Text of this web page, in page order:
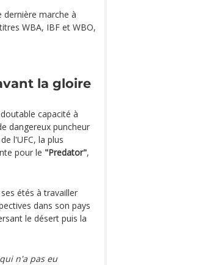
marche à
WBA, IBF et WBO,
la gloire
capacité à
dangereux puncheur
l'UFC, la plus
pour le "Predator",
étés à travailler
dans son pays
le désert puis la
n'a pas eu